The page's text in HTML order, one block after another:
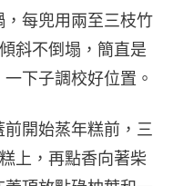
每兜用兩至三枝竹
斜不倒塌，簡直是
下子調校好位置。
開始蒸年糕前，三
上，再點香向著柴